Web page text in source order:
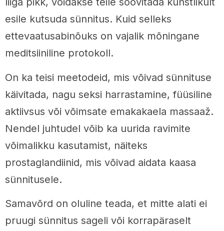
esile kutsuda sünnitus. Kuid selleks
ettevaatusabinõuks on vajalik mõningane
meditsiiniline protokoll.
On ka teisi meetodeid, mis võivad sünnituse
käivitada, nagu seksi harrastamine, füüsiline
aktiivsus või võimsate emakakaela massaaž.
Nendel juhtudel võib ka uurida ravimite
võimalikku kasutamist, näiteks
prostaglandiinid, mis võivad aidata kaasa
sünnitusele.
Samavõrd on oluline teada, et mitte alati ei
pruugi sünnitus sageli või korrapäraselt